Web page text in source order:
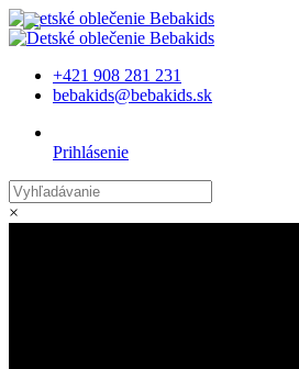
+421 908 281 231
bebakids@bebakids.sk
Prihlásenie
×